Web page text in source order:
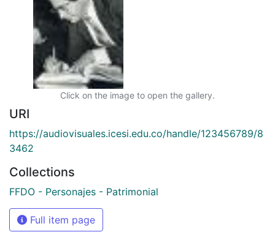
Click on the image to open the gallery.
URI
https://audiovisuales.icesi.edu.co/handle/123456789/8
3462
Collections
FFDO - Personajes - Patrimonial
Full item page